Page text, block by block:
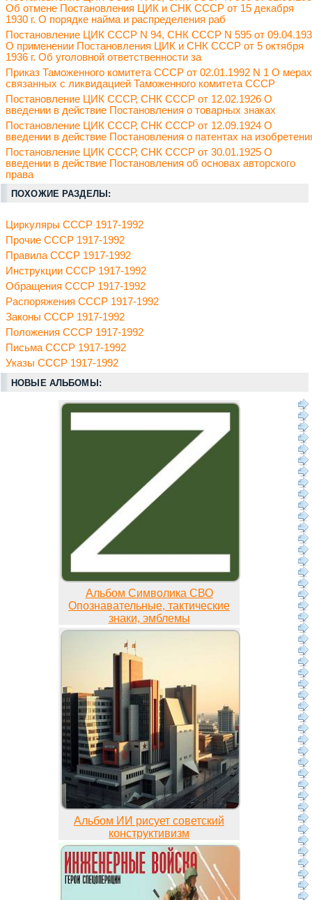
Об отмене Постановления ЦИК и СНК СССР от 15 декабря
1930 г. О порядке найма и распределения раб
Постановление ЦИК СССР N 94, СНК СССР N 595 от
О применении Постановления ЦИК и СНК СССР от 5 октября
1936 г. Об уголовной ответственности за
Приказ Таможенного комитета СССР от 02.01.1992 N 1 О
связанных с ликвидацией Таможенного комитета СССР
Постановление ЦИК СССР, СНК СССР от 12.02.1926 О
введении в действие Постановления о товарных знаках
Постановление ЦИК СССР, СНК СССР от 12.09.1924 О
введении в действие Постановления о патентах на
Постановление ЦИК СССР, СНК СССР от 30.01.1925 О
введении в действие Постановления об основах авторского
права
ПОХОЖИЕ РАЗДЕЛЫ:
Циркуляры СССР 1917-1992
Прочие СССР 1917-1992
Правила СССР 1917-1992
Инструкции СССР 1917-1992
Обращения СССР 1917-1992
Распоряжения СССР 1917-1992
Законы СССР 1917-1992
Положения СССР 1917-1992
Письма СССР 1917-1992
Указы СССР 1917-1992
НОВЫЕ АЛЬБОМЫ:
Альбом Символика СВО
Опознавательные, тактические
знаки, эмблемы
Альбом ИИ рисует советский
конструктивизм